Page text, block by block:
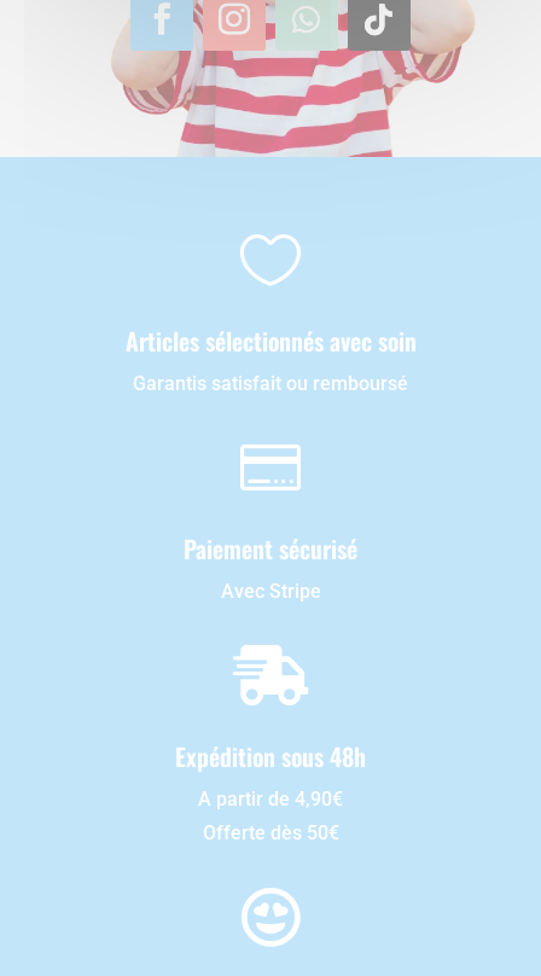

Articles sélectionnés avec soin
Garantis satisfait ou remboursé

Paiement sécurisé
Avec Stripe

Expédition sous 48h
A partir de 4,90€
Offerte dès 50€
